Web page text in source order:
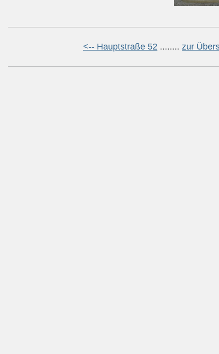
<-- Hauptstraße 52 ........ zur